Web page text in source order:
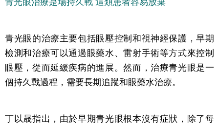
青光眼治療是場持久戰 這類患者容易放棄
青光眼的治療主要包括眼壓控制和視神經保護，早期
檢測和治療可以通過眼藥水、雷射手術等方式來控制
眼壓，從而延緩疾病的進展。然而，治療青光眼是一
個持久戰過程，需要長期追蹤和眼藥水治療。
丁以晟指出，由於早期青光眼根本沒有症狀，除了每